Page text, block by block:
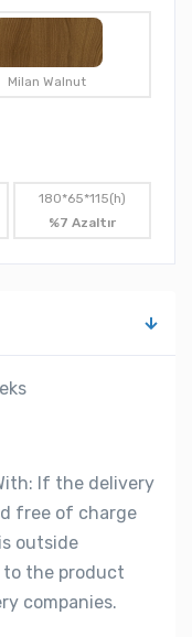
Milan Walnut
180*65*115(h)
%7 Azaltır
If the delivery
free of charge
outside
to the product
companies.